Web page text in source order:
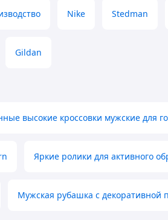
ФУТБОЛОК Fruit of the loom
Nike Stedman
Gildan
высокие кроссовки мужские для
Яркие ролики для активного
Мужская рубашка с декоративной